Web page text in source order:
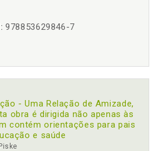
978853629846-7
- Uma Relação de Amizade,
obra é dirigida não apenas às
contém orientações para pais
e saúde